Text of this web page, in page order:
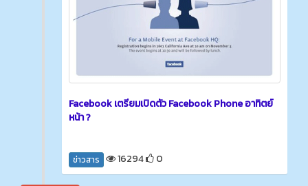
Facebook เตรียมเปิดตัว Facebook Phone อาทิตย์
หน้า ?
ข่าวสาร 16294 0